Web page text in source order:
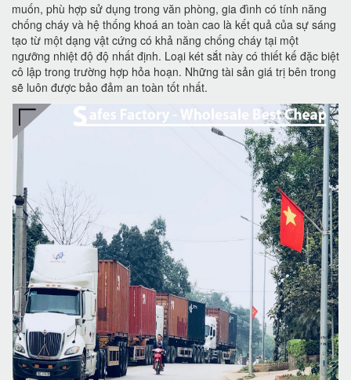
muốn, phù hợp sử dụng trong văn phòng, gia đình có tính năng
chống cháy và hệ thống khoá an toàn cao là kết quả của sự sáng
tạo từ một dạng vật cứng có khả năng chống cháy tại một
ngưỡng nhiệt độ độ nhất định. Loại két sắt này có thiết kế đặc biệt
cô lập trong trường hợp hỏa hoạn. Những tài sản giá trị bên trong
sẽ luôn được bảo đảm an toàn tốt nhất.